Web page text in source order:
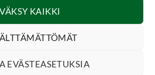
KAIKKI
EVÄSTEASETUKSIA
kanssa vaikka golfkentällä tai
materiaalista. Hengittävä